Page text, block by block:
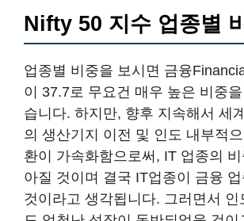
Nifty 50 지수 업종별
업종별 비중을 보시면 금융
이 37.7로 무요건 매우 높은 비중
습니다. 하지만, 향후 지속해서 세
의 생산기지 이전 및 인도 내부적
환이 가속화함으로써, IT 업종의
아질 것이며 결국 IT업종이 금융
것이라고 생각됩니다. 그러면서 인